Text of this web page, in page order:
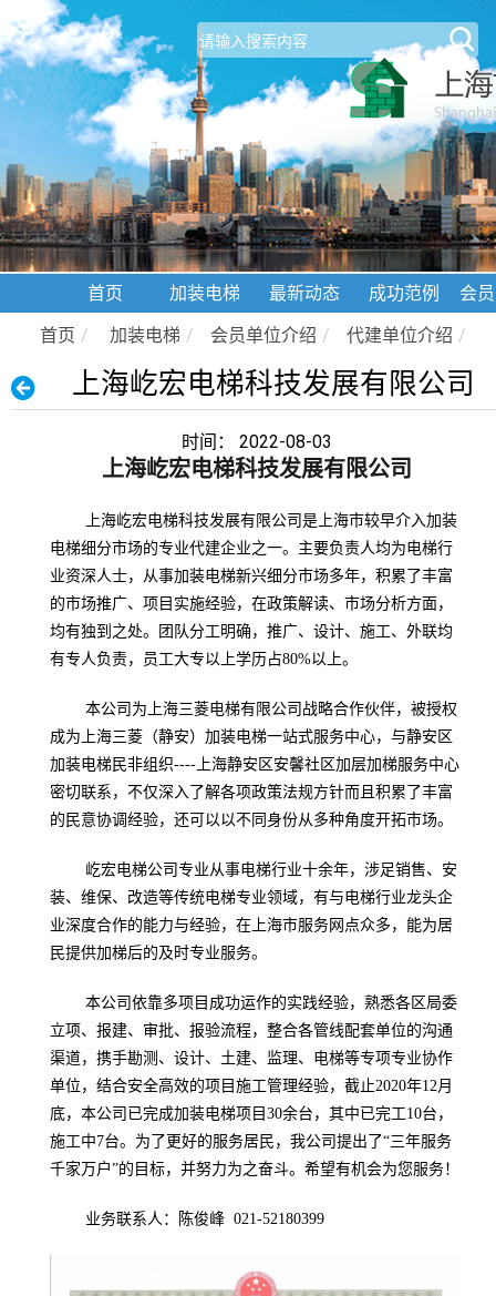
首页 加装电梯 最新动态 成功范例
会
首页 / 加装电梯 / 会员单位介绍 / 代建单位介绍 /
上海屹宏电梯科技发展有限公司
时间： 2022-08-03
上海屹宏电梯科技发展有限公司
上海屹宏电梯科技发展有限公司是上海市较早介入加装
电梯细分市场的专业代建企业之一。主要负责人均为电梯行
业资深人士，从事加装电梯新兴细分市场多年，积累了丰富
的市场推广、项目实施经验，在政策解读、市场分析方面，
均有独到之处。团队分工明确，推广、设计、施工、外联均
有专人负责，员工大专以上学历占80%以上。
本公司为上海三菱电梯有限公司战略合作伙伴，被授权
成为上海三菱（静安）加装电梯一站式服务中心，与静安区
加装电梯民非组织---- 上海静安区安馨社区加层加梯服务中心
密切联系，不仅深入了解各项政策法规方针而且积累了丰富
的民意协调经验，还可以以不同身份从多种角度开拓市场。
屹宏电梯公司专业从事电梯行业十余年，涉足销售、安
装、维保、改造等传统电梯专业领域，有与电梯行业龙头企
业深度合作的能力与经验，在上海市服务网点众多，能为居
民提供加梯后的及时专业服务。
本公司依靠多项目成功运作的实践经验，熟悉各区局委
立项、报建、审批、报验流程，整合各管线配套单位的沟通
渠道，携手勘测、设计、土建、监理、电梯等专项专业协作
单位，结合安全高效的项目施工管理经验，截止2020年12 月
底，本公司已完成加装电梯项目 30余台，其中已完工10台，
施工中7台。为了更好的服务居民，我公司提出了“三年服务
千家万户”的目标，并努力为之奋斗。希望有机会为您服务！
业务联系人：陈俊峰 021-52180399